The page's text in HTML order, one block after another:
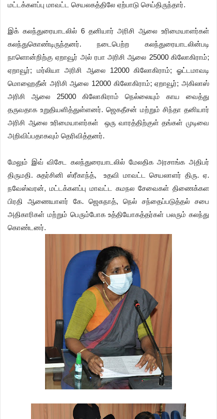
மட்டக்களப்பு மாவட்ட செயலகத்திலே ஏற்பாடு செய்திருந்தார்.
இக் கலந்துரையாடலில் 6 தனியார் அரிசி ஆலை உரிமையாளர்கள்
கலந்துகொண்டிருந்தனர். நடைபெற்ற கலந்துரையாடலின்படி
நாளொன்றிற்கு ஏறாவூர் அல் ரபா அரிசி ஆலை 25000 கிலோகிராம்;
ஏறாவூர்; மர்லியா அரிசி ஆலை 12000 கிலோகிராம்; ஓட்டமாவடி
மொஹைதீன் அரிசி ஆலை 12000 கிலோகிராம்; ஏறாவூர்; அகிலாஸ்
அரிசி ஆலை 25000 கிலோகிராம் நெல்லையும் காய வைத்து
தருவதாக உறுதியளித்துள்ளனர். ஜெகதீசன் மற்றும் சிந்தா தனியார்
அரிசி ஆலை உரிமையாளர்கள் ஒரு வாரத்திற்குள் தங்கள் முடிவை
அறிவிப்பதாகவும் தெரிவித்தனர்.
மேலும் இவ் விசேட கலந்துரையாடலில் மேலதிக அரசாங்க அதிபர்
திருமதி. சுதர்சினி ஸ்ரீகாந்த், உதவி மாவட்ட செயலாளர் திரு. ஏ.
நவேஸ்வரன், மட்டக்களப்பு மாவட்ட கமநல சேவைகள் திணைக்கள
பிரதி ஆணையாளர் கே. ஜெகநாத், நெல் சந்தைப்படுத்தல் சபை
அதிகாரிகள் மற்றும் பெரும்போக உத்தியோகத்தர்கள் பலரும் கலந்து
கொண்டனர்.